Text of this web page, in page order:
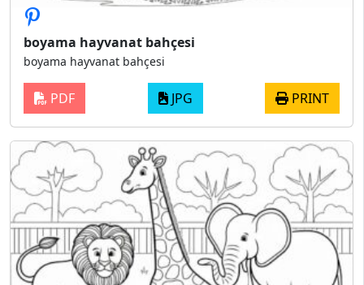
boyama hayvanat bahçesi
boyama hayvanat bahçesi
PDF JPG PRINT